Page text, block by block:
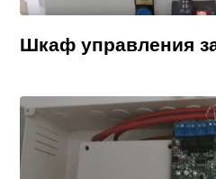
Шкаф управления